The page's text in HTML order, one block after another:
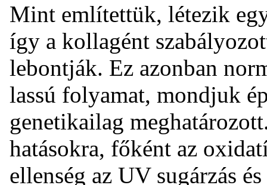
Mint említettük, létezik
így a kollagént
lebontják. Ez azonban
lassú folyamat, mondjuk
genetikailag
hatásokra, főként az
ellenség az UV sugárzás